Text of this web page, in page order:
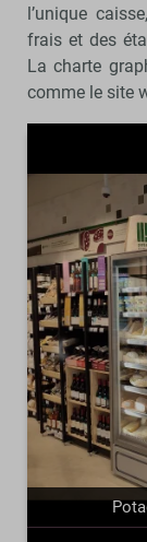
l’unique
frais et des
La charte
comme le site
précédent